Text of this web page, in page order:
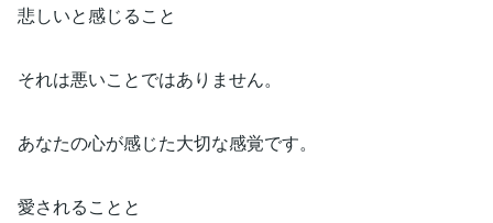
悲しいと感じること
それは悪いことではありません。
あなたの心が感じた大切な感覚です。
愛されることと